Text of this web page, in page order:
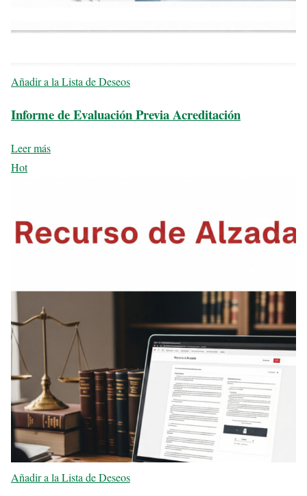
Añadir a la Lista de Deseos
Informe de Evaluación Previa Acreditación
Leer más
Hot
Añadir a la Lista de Deseos